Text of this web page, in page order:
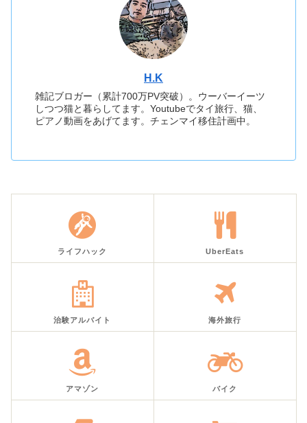
H.K
雑記ブロガー（累計700万PV突破）。ウーバーイーツ
しつつ猫と暮らしてます。Youtubeでタイ旅行、猫、
ピアノ動画をあげてます。チェンマイ移住計画中。
ライフハック UberEats
治験アルバイト 海外旅行
アマゾン バイク